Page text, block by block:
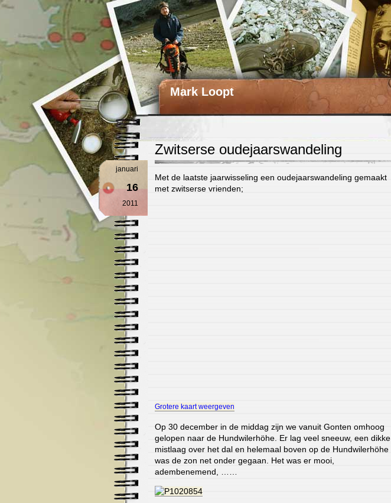
Mark Loopt
Zwitserse oudejaarswandeling
januari
16
2011
Met de laatste jaarwisseling een oudejaarswandeling gemaakt
met zwitserse vrienden;
Grotere kaart weergeven
Op 30 december in de middag zijn we vanuit Gonten omhoog
gelopen naar de Hundwilerhöhe. Er lag veel sneeuw, een dikke
mistlaag over het dal en helemaal boven op de Hundwilerhöhe
was de zon net onder gegaan. Het was er mooi,
adembenemend, ……